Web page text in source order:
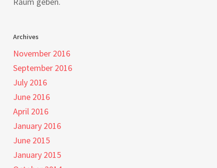
Archives
November 2016
September 2016
July 2016
June 2016
April 2016
January 2016
June 2015
January 2015